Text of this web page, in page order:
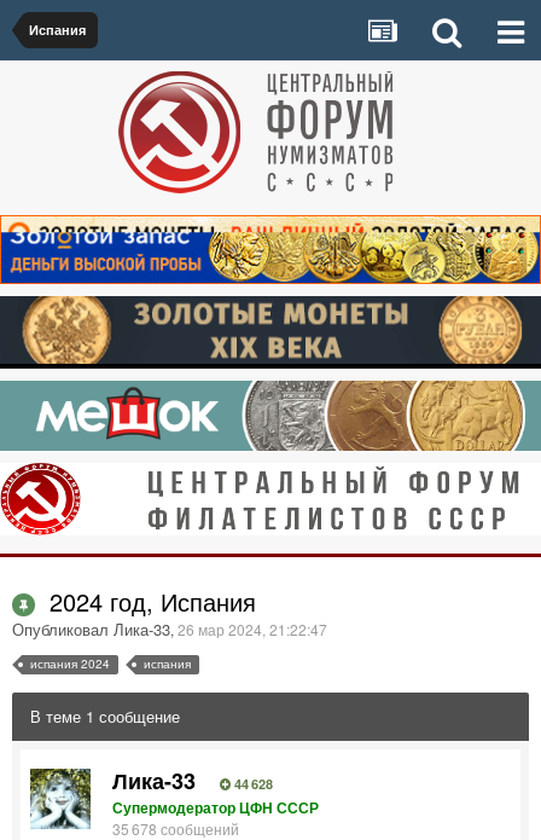
Испания
2024 год, Испания
Опубликовал Лика-33, 26 мар 2024, 21:22:47
испания 2024 испания
В теме 1 сообщение
Лика-33 44 628
Супермодератор ЦФН СССР
35 678 сообщений